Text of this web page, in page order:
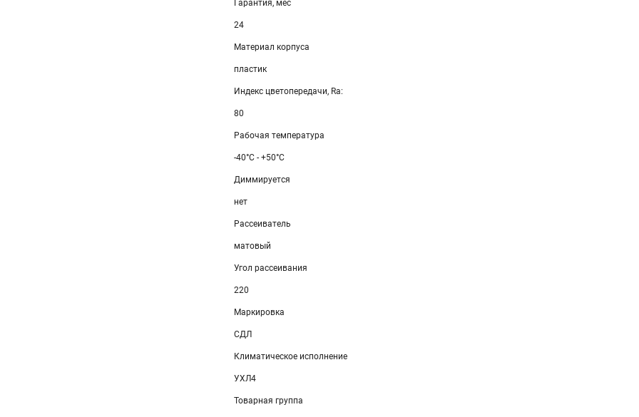
Гарантия, мес
24
Материал корпуса
пластик
Индекс цветопередачи, Ra:
80
Рабочая температура
-40°C - +50°C
Диммируется
нет
Рассеиватель
матовый
Угол рассеивания
220
Маркировка
СДЛ
Климатическое исполнение
УХЛ4
Товарная группа